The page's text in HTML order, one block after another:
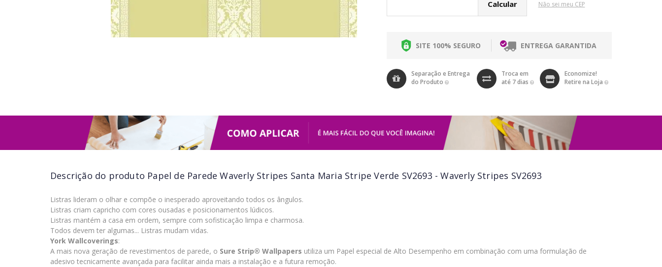
Não sei meu CEP
SITE 100% SEGURO ENTREGA GARANTIDA
Separação e Entrega
do Produto
Troca em
até 7 dias
Economize!
Retire na Loja
Descrição do produto Papel de Parede Waverly Stripes Santa Maria Stripe Verde SV2693 - Waverly Stripes SV2693
Listras lideram o olhar e compõe o inesperado aproveitando todos os ângulos.
Listras criam capricho com cores ousadas e posicionamentos lúdicos.
Listras mantém a casa em ordem, sempre com sofisticação limpa e charmosa.
Todos devem ter algumas... Listras mudam vidas.
York Wallcoverings:
A mais nova geração de revestimentos de parede, o Sure Strip® Wallpapers utiliza um Papel especial de Alto Desempenho em combinação com uma formulação de
adesivo tecnicamente avançada para facilitar ainda mais a instalação e a futura remoção.